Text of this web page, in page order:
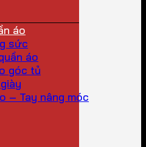
áo
sức
áo
góc tủ
– Tay nâng móc